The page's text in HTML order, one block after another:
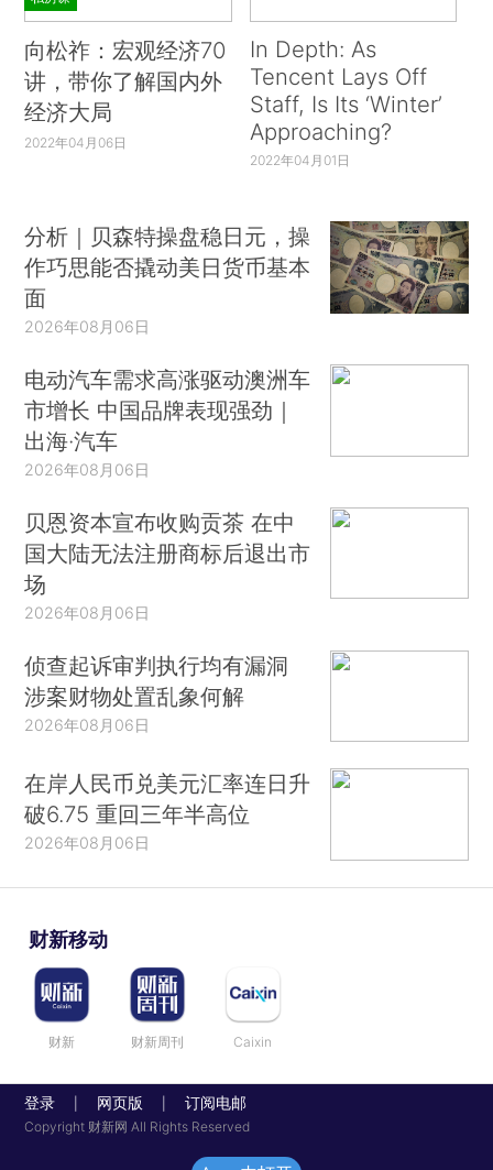
向松祚：宏观经济70
讲，带你了解国内外
经济大局
2022年04月06日
In Depth: As
Tencent Lays Off
Staff, Is Its ‘Winter’
Approaching?
2022年04月01日
分析｜贝森特操盘稳日元，操
作巧思能否撬动美日货币基本
面
2026年08月06日
电动汽车需求高涨驱动澳洲车
市增长 中国品牌表现强劲｜
出海·汽车
2026年08月06日
贝恩资本宣布收购贡茶 在中
国大陆无法注册商标后退出市
场
2026年08月06日
侦查起诉审判执行均有漏洞
涉案财物处置乱象何解
2026年08月06日
在岸人民币兑美元汇率连日升
破6.75 重回三年半高位
2026年08月06日
财新移动
财新 财新周刊 Caixin
登录 网页版 订阅电邮
Copyright 财新网 All Rights Reserved